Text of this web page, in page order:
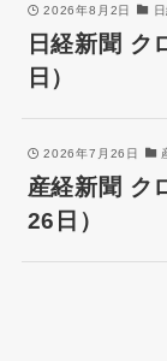
2026年8月2日
日経新聞 ク
日）
2026年7月26日
産経新聞 ク
26日）